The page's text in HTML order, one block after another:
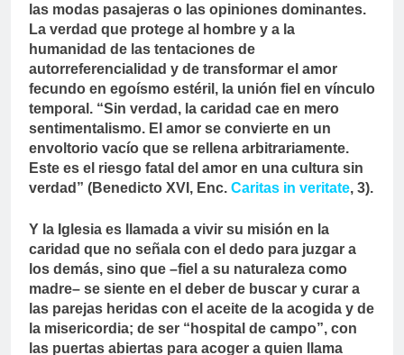
las modas pasajeras o las opiniones dominantes.
La verdad que protege al hombre y a la
humanidad de las tentaciones de
autorreferencialidad y de transformar el amor
fecundo en egoísmo estéril, la unión fiel en vínculo
temporal. “Sin verdad, la caridad cae en mero
sentimentalismo. El amor se convierte en un
envoltorio vacío que se rellena arbitrariamente.
Este es el riesgo fatal del amor en una cultura sin
verdad” (Benedicto XVI, Enc. Caritas in veritate, 3).
Y la Iglesia es llamada a vivir su misión en la
caridad que no señala con el dedo para juzgar a
los demás, sino que –fiel a su naturaleza como
madre– se siente en el deber de buscar y curar a
las parejas heridas con el aceite de la acogida y de
la misericordia; de ser “hospital de campo”, con
las puertas abiertas para acoger a quien llama